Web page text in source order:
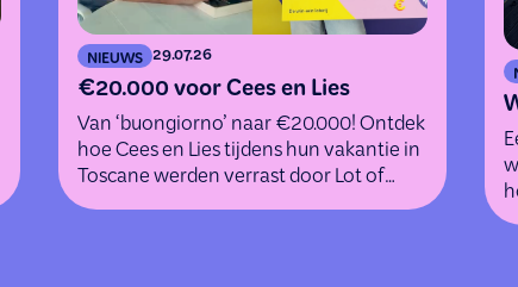
NIEUWS 29.07.26
€20.000 voor Cees en Lies
Van ‘buongiorno’ naar €20.000! Ontdek
hoe Cees en Lies tijdens hun vakantie in
Toscane werden verrast door Lot of
Happiness.